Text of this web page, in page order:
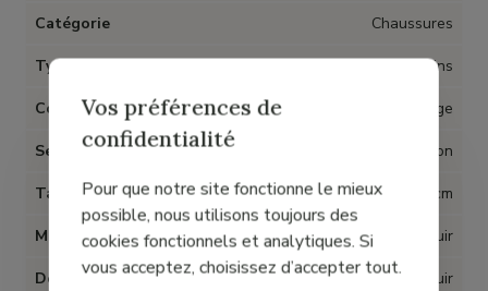
Catégorie Chaussures
Type d'article Escarpins
Couleur Beige
Semelles amovibles Non
Talon 6 cm
Matière Cuir
Doublure Cuir
Vos préférences de
confidentialité
Pour que notre site fonctionne le mieux
possible, nous utilisons toujours des
cookies fonctionnels et analytiques. Si
vous acceptez, choisissez d’accepter tout.